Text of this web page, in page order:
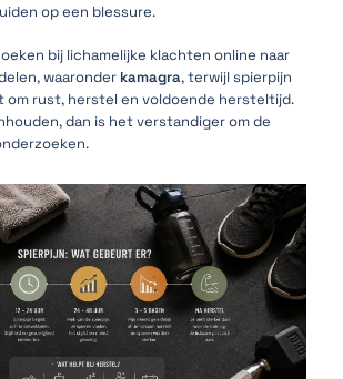
op een blessure.
bij lichamelijke klachten online naar
waaronder kamagra, terwijl spierpijn
om rust, herstel en voldoende hersteltijd.
dan is het verstandiger om de